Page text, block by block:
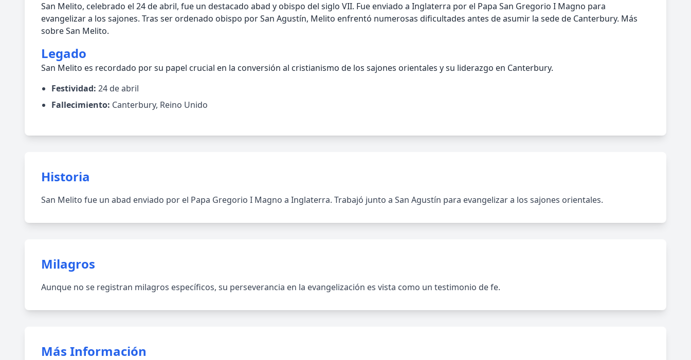
San Melito, celebrado el 24 de abril, fue un destacado abad y obispo del siglo VII. Fue enviado a Inglaterra por el Papa San Gregorio I Magno para
evangelizar a los sajones. Tras ser ordenado obispo por San Agustín, Melito enfrentó numerosas dificultades antes de asumir la sede de Canterbury. Más
sobre San Melito.
Legado
San Melito es recordado por su papel crucial en la conversión al cristianismo de los sajones orientales y su liderazgo en Canterbury.
Festividad: 24 de abril
Fallecimiento: Canterbury, Reino Unido
Historia
San Melito fue un abad enviado por el Papa Gregorio I Magno a Inglaterra. Trabajó junto a San Agustín para evangelizar a los sajones orientales.
Milagros
Aunque no se registran milagros específicos, su perseverancia en la evangelización es vista como un testimonio de fe.
Más Información